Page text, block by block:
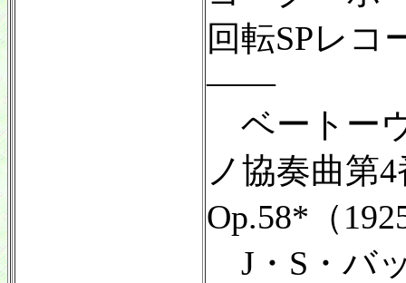
回転SPレコ
——
ベートー
ノ協奏曲第
Op.58*（
J・S・バ